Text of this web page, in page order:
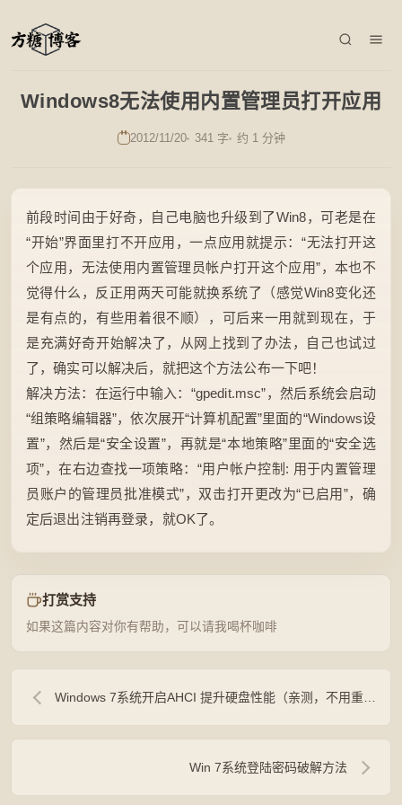
Windows8无法使用内置管理员打开应用
2012/11/20 341 字 约 1 分钟
前段时间由于好奇，自己电脑也升级到了Win8，可老是在
“开始”界面里打不开应用，一点应用就提示：“无法打开这
个应用，无法使用内置管理员帐户打开这个应用”，本也不
觉得什么，反正用两天可能就换系统了（感觉Win8变化还
是有点的，有些用着很不顺），可后来一用就到现在，于
是充满好奇开始解决了，从网上找到了办法，自己也试过
了，确实可以解决后，就把这个方法公布一下吧！
解决方法：在运行中输入：“gpedit.msc”，然后系统会启动
“组策略编辑器”，依次展开“计算机配置”里面的“Windows设
置”，然后是“安全设置”，再就是“本地策略”里面的“安全选
项”，在右边查找一项策略：“用户帐户控制: 用于内置管理
员账户的管理员批准模式”，双击打开更改为“已启用”，确
定后退出注销再登录，就OK了。
打赏支持
如果这篇内容对你有帮助，可以请我喝杯咖啡
Win 7系统登陆密码破解方法